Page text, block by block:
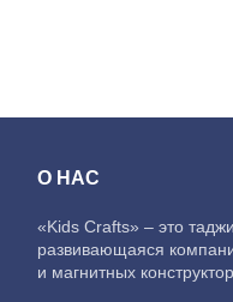
О НАС
«Kids Crafts» – это
развивающаяся
и магнитных